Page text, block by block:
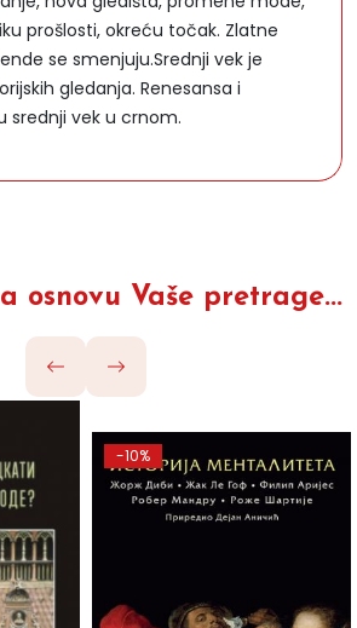
prošlosti, okreću točak. Zlatne
se smenjuju.Srednji vek je
gledanja. Renesansa i
srednji vek u crnom.
osnovu Vaše pretrage...
-10%